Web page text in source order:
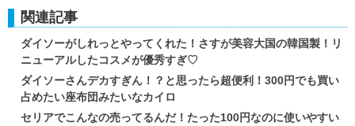
関連記事
ダイソーがしれっとやってくれた！さすが美容大国の韓国製！リ
ニューアルしたコスメが優秀すぎ♡
ダイソーさんデカすぎん！？と思ったら超便利！300円でも買い
占めたい座布団みたいなカイロ
セリアでこんなの売ってるんだ！たった100円なのに使いやすい